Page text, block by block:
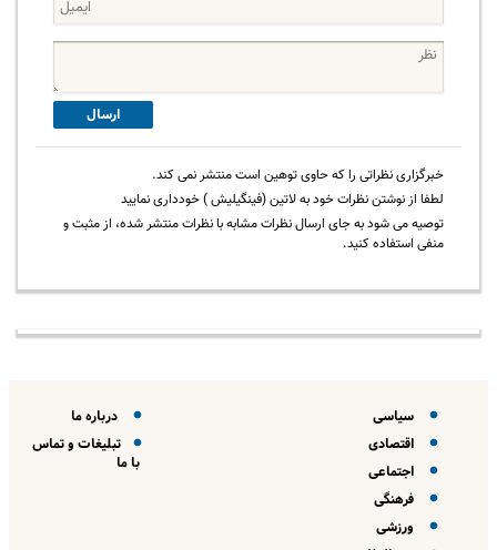
ارسال
خبرگزاری نظراتی را که حاوی توهین است منتشر نمی کند.
لطفا از نوشتن نظرات خود به لاتین (فینگیلیش ) خودداری نمایید
توصیه می شود به جای ارسال نظرات مشابه با نظرات منتشر شده، از مثبت و
منفی استفاده کنید.
سیاسی
اقتصادی
اجتماعی
فرهنگی
ورزشی
درباره ما
تبلیغات و تماس
با ما